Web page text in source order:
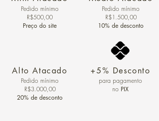
Pedido ​mínimo
R$500,00
Preço do site
Alto Atacado
Pedido mínimo
R$3.000,00
20% de desconto
Pedido mínimo
R$1.500,00
10% de desconto
+5% Desconto
para pagamento
no PIX